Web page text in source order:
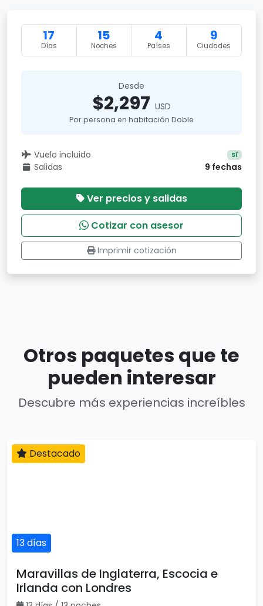
17
Días
15
Noches
4
Países
9
Ciudades
Desde
$2,297 USD
Por persona en habitación Doble
Vuelo incluido Sí
Salidas 9 fechas
Ver precios y salidas
Cotizar con asesor
Imprimir cotización
Otros paquetes que te
pueden interesar
Descubre más experiencias increíbles
13 días
Destacado
Maravillas de Inglaterra, Escocia e
Irlanda con Londres